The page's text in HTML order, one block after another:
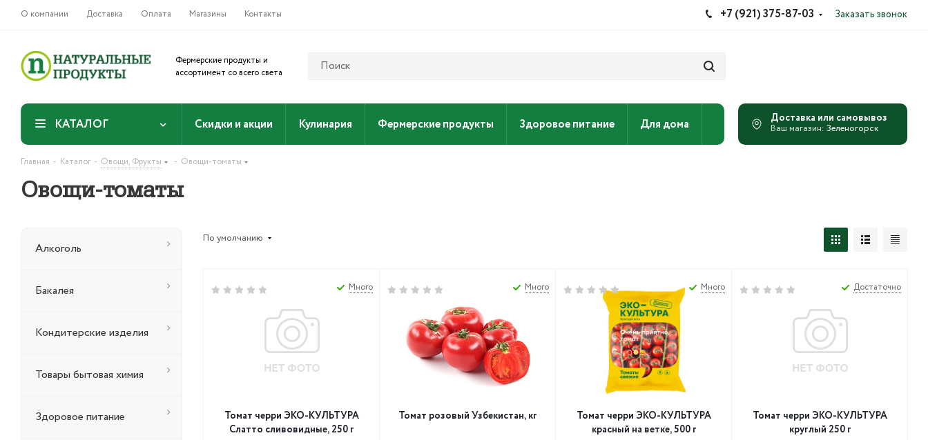
О компании Доставка Оплата Магазины Контакты +7 (921) 375-87-03 Заказать звонок
Фермерские продукты и
ассортимент со всего света
КАТАЛОГ Скидки и акции Кулинария Фермерские продукты Здоровое питание Для дома Зеленогорск
Овощи-томаты
Главная - Каталог - Овощи, Фрукты - Овощи-томаты
По умолчанию
Томат черри ЭКО-КУЛЬТУРА
Слатто сливовидные, 250 г
Много
Томат розовый Узбекистан, кг
Много
Томат черри ЭКО-КУЛЬТУРА
красный на ветке, 500 г
Много
Томат черри ЭКО-КУЛЬТУРА
круглый 250 г
Достаточно
Алкоголь
Бакалея
Кондитерские изделия
Товары бытовая химия
Здоровое питание